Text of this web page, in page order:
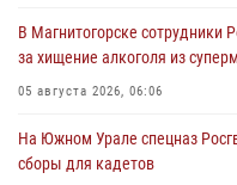
В Магнитогорске сотрудники
за хищение алкоголя из
05 августа 2026, 06:06
На Южном Урале спецназ
сборы для кадетов